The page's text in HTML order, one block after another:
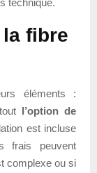
fibre
éléments :
l’option de
est incluse
frais peuvent
complexe ou si